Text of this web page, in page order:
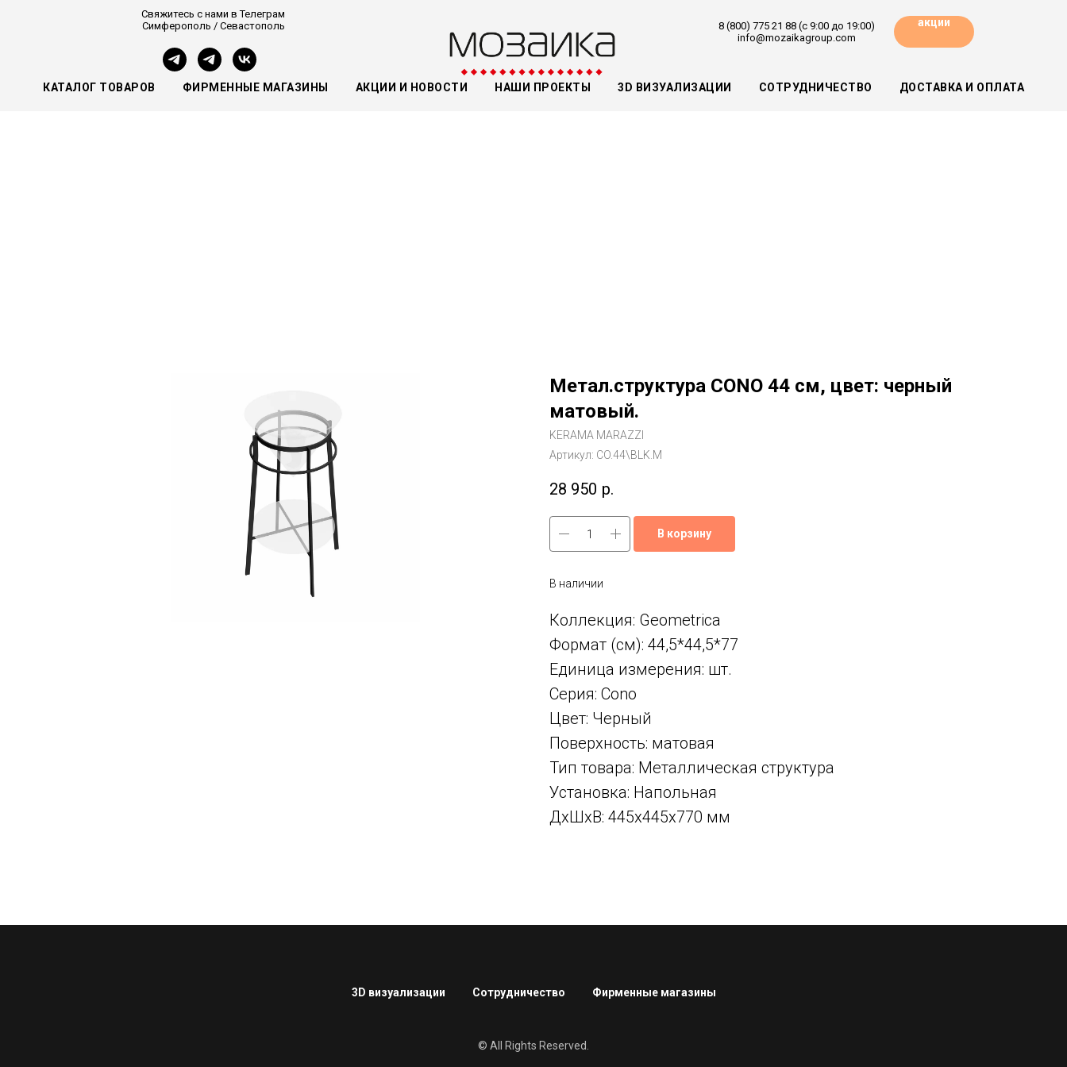
Свяжитесь с нами в Телеграм
Симферополь / Севастополь
8 (800) 775 21 88 (с 9:00 до 19:00)
info@mozaikagroup.com
акции
КАТАЛОГ ТОВАРОВ ФИРМЕННЫЕ МАГАЗИНЫ АКЦИИ И НОВОСТИ НАШИ ПРОЕКТЫ 3D ВИЗУАЛИЗАЦИИ СОТРУДНИЧЕСТВО ДОСТАВКА И ОПЛАТА
Метал.структура CONO 44 см, цвет: черный
матовый.
KERAMA MARAZZI
Артикул: CO.44\BLK.M
28 950 р.
В корзину
В наличии
Коллекция: Geometrica
Формат (см): 44,5*44,5*77
Единица измерения: шт.
Серия: Cono
Цвет: Черный
Поверхность: матовая
Тип товара: Металлическая структура
Установка: Напольная
ДxШxВ: 445x445x770 мм
3D визуализации Сотрудничество Фирменные магазины
© All Rights Reserved.